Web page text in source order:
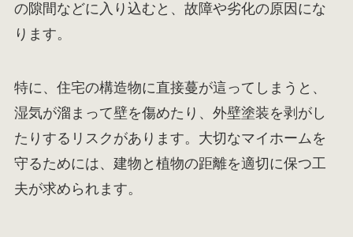
の隙間などに入り込むと、故障や劣化の原因にな
ります。
特に、住宅の構造物に直接蔓が這ってしまうと、
湿気が溜まって壁を傷めたり、外壁塗装を剥がし
たりするリスクがあります。大切なマイホームを
守るためには、建物と植物の距離を適切に保つ工
夫が求められます。